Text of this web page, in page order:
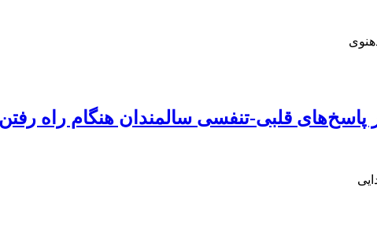
پاسخ‌های قلبی-تنفسی سالمندان هنگام راه رفتن